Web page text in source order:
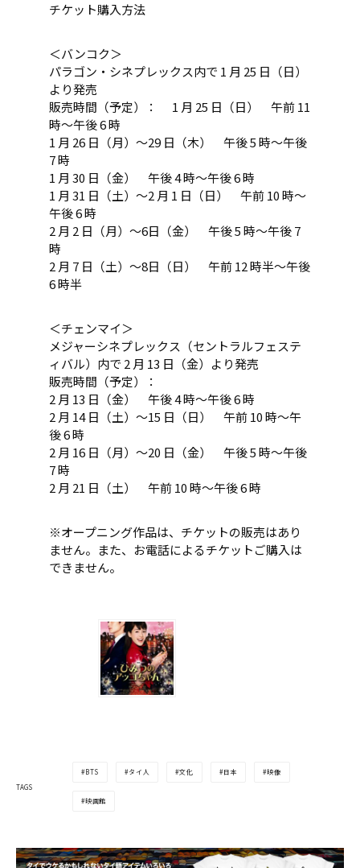
チケット購入方法
＜バンコク＞
パラゴン・シネプレックス内で 1 月 25 日（日）
より発売
販売時間（予定）： 1 月 25 日（日） 午前 11
時～午後 6 時
1 月 26 日（月）～29 日（木） 午後 5 時～午後
7 時
1 月 30 日（金） 午後 4 時～午後 6 時
1 月 31 日（土）～2 月 1 日（日） 午前 10 時～
午後 6 時
2 月 2 日（月）～6日（金） 午後 5 時～午後 7
時
2 月 7 日（土）～8日（日） 午前 12 時半～午後
6 時半
＜チェンマイ＞
メジャーシネプレックス（セントラルフェステ
ィバル）内で 2 月 13 日（金）より発売
販売時間（予定）：
2 月 13 日（金） 午後 4 時～午後 6 時
2 月 14 日（土）～15 日（日） 午前 10 時～午
後 6 時
2 月 16 日（月）～20 日（金） 午後 5 時～午後
7 時
2 月 21 日（土） 午前 10 時～午後 6 時
※オープニング作品は、チケットの販売はあり
ません。また、お電話によるチケットご購入は
できません。
TAGS
BTS タイ人 文化 日本 映像
映画館